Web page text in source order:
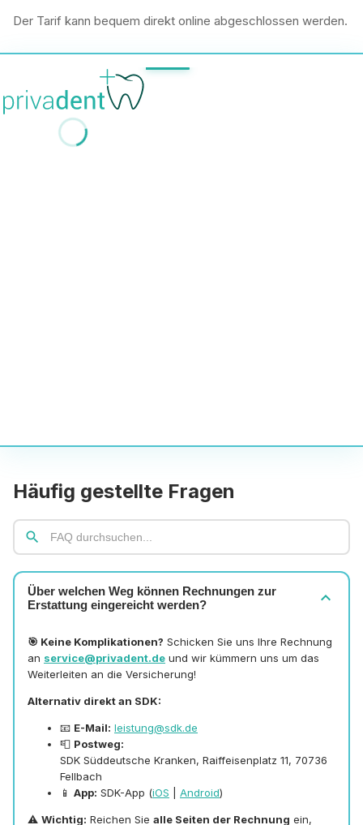
Der Tarif kann bequem direkt online abgeschlossen werden.
Häufig gestellte Fragen
search
Über welchen Weg können Rechnungen zur
Erstattung eingereicht werden?
expand_more
🎯 Keine Komplikationen? Schicken Sie uns Ihre Rechnung
an service@privadent.de und wir kümmern uns um das
Weiterleiten an die Versicherung!
Alternativ direkt an SDK:
📧 E-Mail: leistung@sdk.de
📮 Postweg:
SDK Süddeutsche Kranken, Raiffeisenplatz 11, 70736
Fellbach
📱 App: SDK-App (iOS Android)
⚠️ Wichtig: Reichen Sie alle Seiten der Rechnung ein,